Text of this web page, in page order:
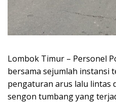
Lombok Timur – Personel
bersama sejumlah instansi
pengaturan arus lalu lintas
sengon tumbang yang